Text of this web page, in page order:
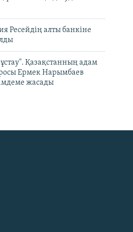
Ресейдің алты банкіне
Қазақстанның адам
Ермек Нарымбаев
жасады